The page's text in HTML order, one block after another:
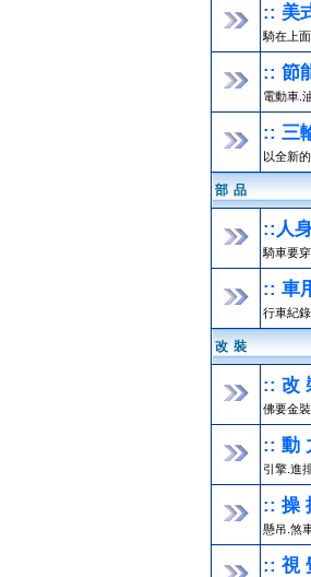
:: 美
騎在上
:: 節
電動車.
:: 三
以全新
部 品
::人
騎車要
:: 車
行車紀
改 裝
:: 改
佛要金
:: 動
引擎.進
:: 操
懸吊.煞
:: 視